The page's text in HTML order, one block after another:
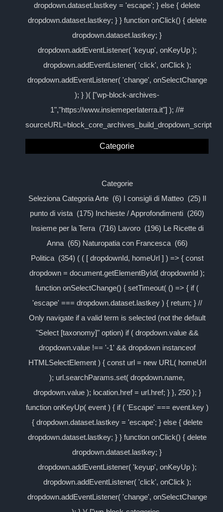
dropdown.dataset.lastkey = 'escape'; } else { delete
dropdown.dataset.lastkey; } } function onClick() { delete
dropdown.dataset.lastkey; }
dropdown.addEventListener( 'keyup', onKeyUp );
dropdown.addEventListener( 'click', onClick );
dropdown.addEventListener( 'change', onSelectChange
); } )( ["wp-block-archives-
1","https://www.insiemeperlaterra.it"] ); //#
sourceURL=block_core_archives_build_dropdown_script
Categorie
Categorie
Seleziona Categoria Arte (6) I consigli di Matteo (25) Il
punto di vista (175) Inchieste / Approfondimenti (260)
Insieme per la Terra (716) Lavoro (196) Le Ricette di
Anna (65) Naturopatia con Francesca (66)
Politica (354) ( ( [ dropdownId, homeUrl ] ) => { const
dropdown = document.getElementById( dropdownId );
function onSelectChange() { setTimeout( () => { if (
'escape' === dropdown.dataset.lastkey ) { return; } //
Only navigate if a valid term is selected (not the default
"Select [taxonomy]" option) if ( dropdown.value &&
dropdown.value !== '-1' && dropdown instanceof
HTMLSelectElement ) { const url = new URL( homeUrl
); url.searchParams.set( dropdown.name,
dropdown.value ); location.href = url.href; } }, 250 ); }
function onKeyUp( event ) { if ( 'Escape' === event.key )
{ dropdown.dataset.lastkey = 'escape'; } else { delete
dropdown.dataset.lastkey; } } function onClick() { delete
dropdown.dataset.lastkey; }
dropdown.addEventListener( 'keyup', onKeyUp );
dropdown.addEventListener( 'click', onClick );
dropdown.addEventListener( 'change', onSelectChange